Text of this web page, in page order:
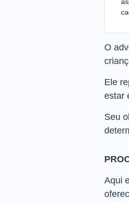
O
Ele
estar
Seu
Aqui